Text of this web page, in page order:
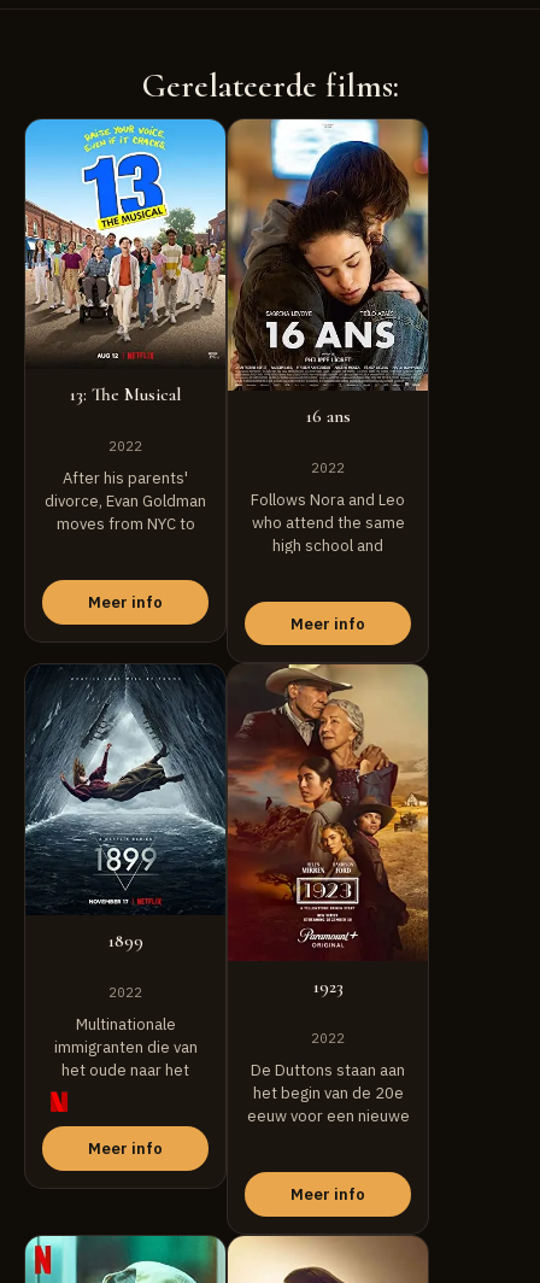
Gerelateerde films:
13: The Musical
2022
After his parents'
divorce, Evan Goldman
moves from NYC to
Meer info
16 ans
2022
Follows Nora and Leo
who attend the same
high school and
Meer info
1899
2022
Multinationale
immigranten die van
het oude naar het
nieuwe continent
reizen, stuiten op ...
Meer info
1923
2022
De Duttons staan aan
het begin van de 20e
eeuw voor een nieuwe
Meer info